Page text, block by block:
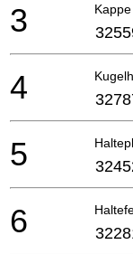
Kappe
3
4
5
6